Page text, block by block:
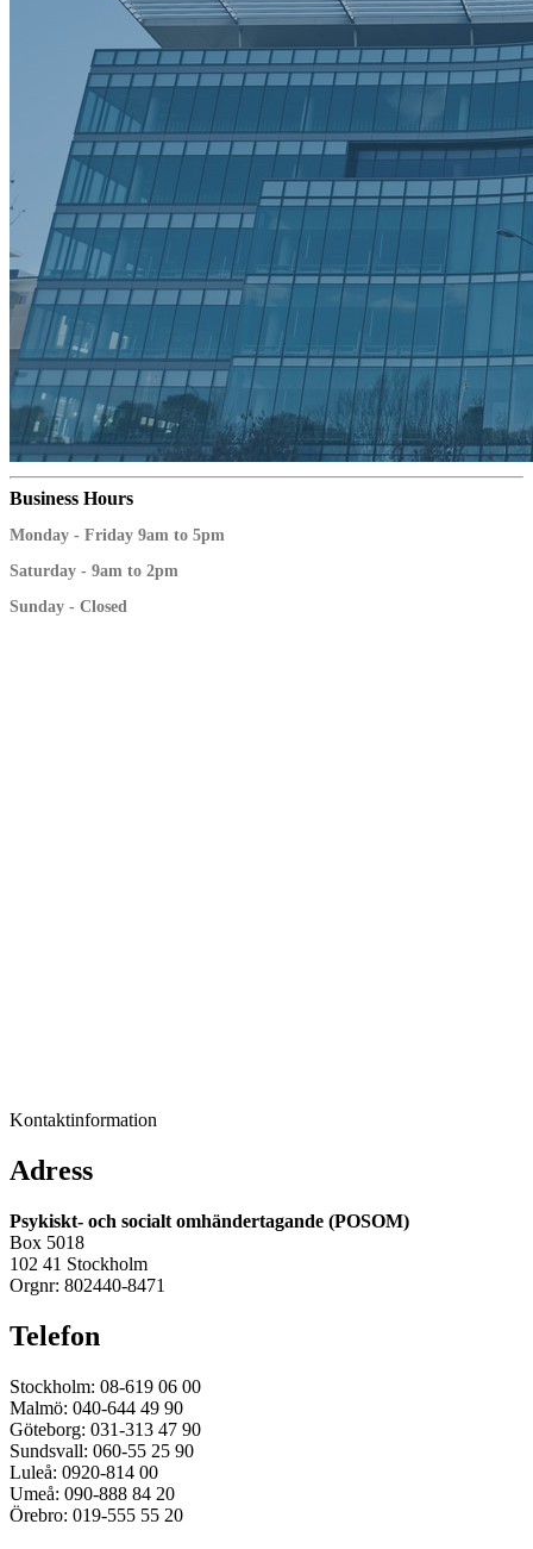
Business Hours
Monday - Friday 9am to 5pm
Saturday - 9am to 2pm
Sunday - Closed
Kontaktinformation
Adress
Psykiskt- och socialt omhändertagande (POSOM)
Box 5018
102 41 Stockholm
Orgnr: 802440-8471
Telefon
Stockholm: 08-619 06 00
Malmö: 040-644 49 90
Göteborg: 031-313 47 90
Sundsvall: 060-55 25 90
Luleå: 0920-814 00
Umeå: 090-888 84 20
Örebro: 019-555 55 20